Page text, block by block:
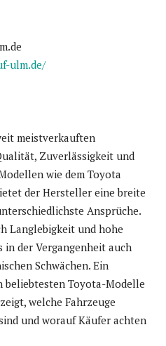
ulm.de/
meistverkauften
Zuverlässigkeit und
wie dem Toyota
der Hersteller eine breite
Ansprüche.
Langlebigkeit und hohe
in der Vergangenheit auch
Schwächen. Ein
beliebtesten Toyota-Modelle
welche Fahrzeuge
und worauf Käufer achten